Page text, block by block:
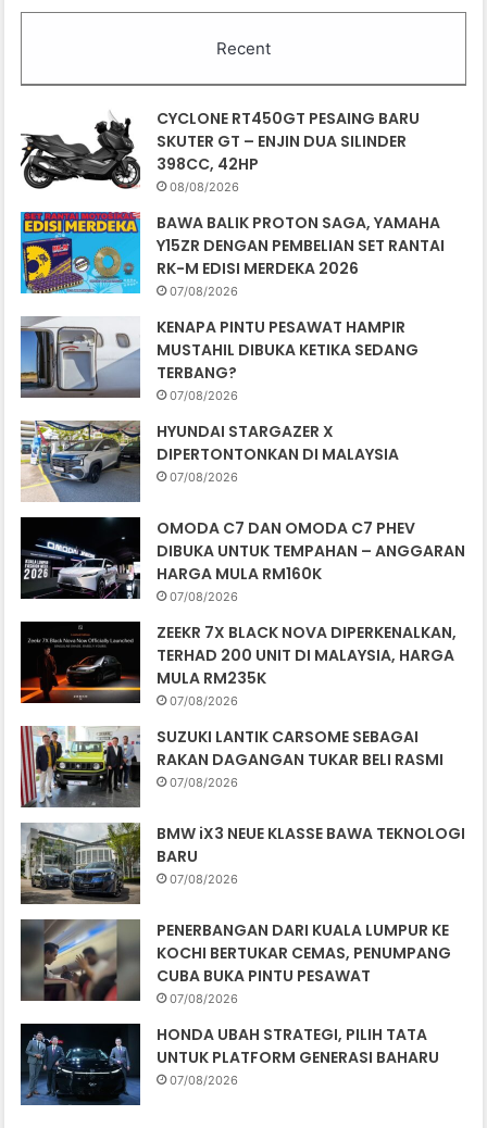
Recent
CYCLONE RT450GT PESAING BARU
SKUTER GT – ENJIN DUA SILINDER
398CC, 42HP
08/08/2026
BAWA BALIK PROTON SAGA, YAMAHA
Y15ZR DENGAN PEMBELIAN SET RANTAI
RK-M EDISI MERDEKA 2026
07/08/2026
KENAPA PINTU PESAWAT HAMPIR
MUSTAHIL DIBUKA KETIKA SEDANG
TERBANG?
07/08/2026
HYUNDAI STARGAZER X
DIPERTONTONKAN DI MALAYSIA
07/08/2026
OMODA C7 DAN OMODA C7 PHEV
DIBUKA UNTUK TEMPAHAN – ANGGARAN
HARGA MULA RM160K
07/08/2026
ZEEKR 7X BLACK NOVA DIPERKENALKAN,
TERHAD 200 UNIT DI MALAYSIA, HARGA
MULA RM235K
07/08/2026
SUZUKI LANTIK CARSOME SEBAGAI
RAKAN DAGANGAN TUKAR BELI RASMI
07/08/2026
BMW iX3 NEUE KLASSE BAWA TEKNOLOGI
BARU
07/08/2026
PENERBANGAN DARI KUALA LUMPUR KE
KOCHI BERTUKAR CEMAS, PENUMPANG
CUBA BUKA PINTU PESAWAT
07/08/2026
HONDA UBAH STRATEGI, PILIH TATA
UNTUK PLATFORM GENERASI BAHARU
07/08/2026